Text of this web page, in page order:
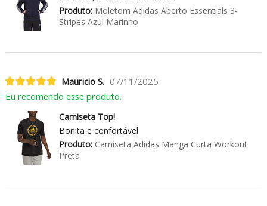
Produto:Moletom Adidas Aberto Essentials 3-
Stripes Azul Marinho
Mauricio S. 07/11/2025
Eu recomendo esse produto.
Camiseta Top!
Bonita e confortável
Produto:Camiseta Adidas Manga Curta Workout
Preta